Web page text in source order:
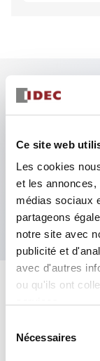
Ce site web
Les cookies
et les
médias sociaux
partageons
notre site avec
publicité et
avec d'autres
ou qu'ils ont
Nécessaires
Fixation par
Le
structure à
La structure
Spécifications